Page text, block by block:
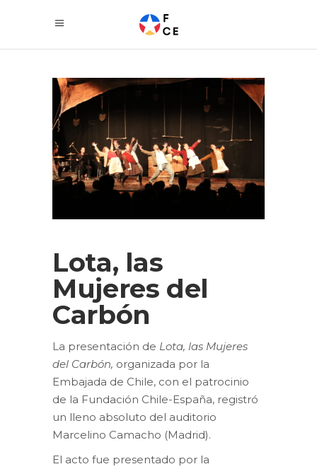
Lota, las
Mujeres del
Carbón
La presentación de Lota, las Mujeres
del Carbón, organizada por la
Embajada de Chile, con el patrocinio
de la Fundación Chile-España, registró
un lleno absoluto del auditorio
Marcelino Camacho (Madrid).
El acto fue presentado por la